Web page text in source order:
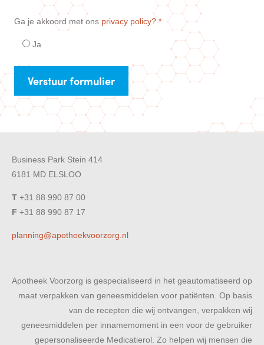
Ga je akkoord met ons privacy policy?
Ja
Business Park Stein 414
6181 MD ELSLOO
T +31 88 990 87 00
F +31 88 990 87 17
planning@apotheekvoorzorg.nl
Apotheek Voorzorg is gespecialiseerd in het geautomatiseerd op
maat verpakken van geneesmiddelen voor patiënten. Op basis
van de recepten die wij ontvangen, verpakken wij
geneesmiddelen per innamemoment in een voor de gebruiker
gepersonaliseerde Medicatierol. Zo helpen wij mensen die